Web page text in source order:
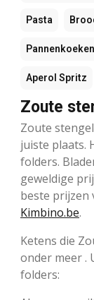
Pasta
Pannenkoeken
Aperol Spritz
Zoute
Zoute
juiste plaats.
folders.
geweldige
beste prijzen
Kimbino.be.
Ketens die
onder meer .
folders: